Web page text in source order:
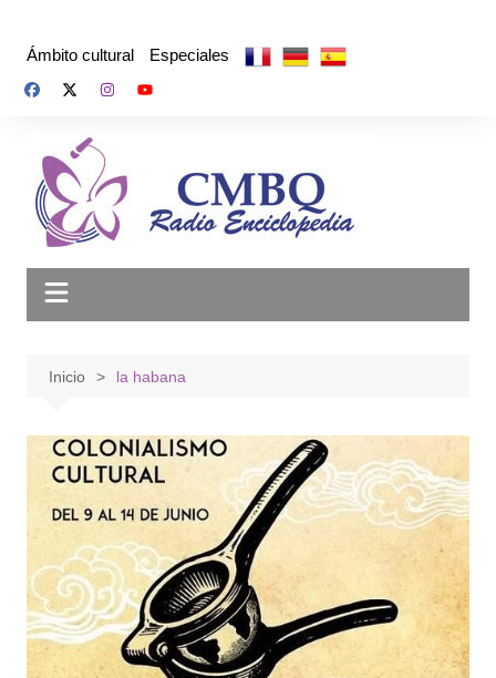
Ámbito cultural Especiales
Inicio la habana